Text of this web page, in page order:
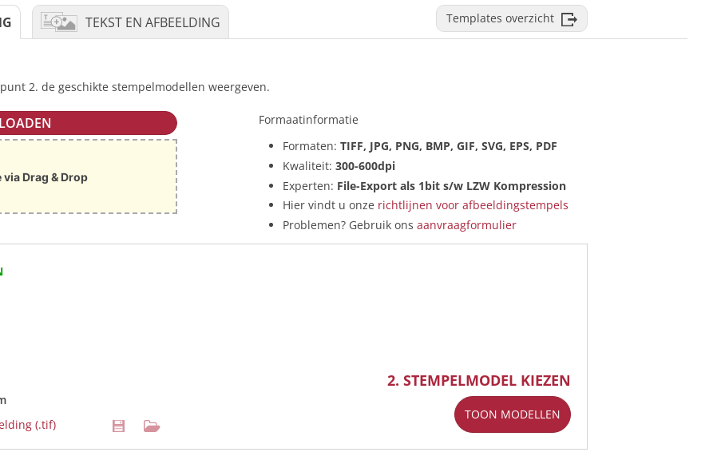
TEKST EN AFBEELDING Templates overzicht
2. de geschikte stempelmodellen weergeven.
Drag & Drop
Formaatinformatie
Formaten:TIFF, JPG, PNG, BMP, GIF, SVG, EPS, PDF
Kwaliteit:300-600dpi
Experten: File-Export als 1bit s/w LZW Kompression
Hier vindt u onze richtlijnen voor afbeeldingstempels
Problemen? Gebruik onsaanvraagformulier
(.tif)
2. STEMPELMODEL KIEZEN
TOON MODELLEN